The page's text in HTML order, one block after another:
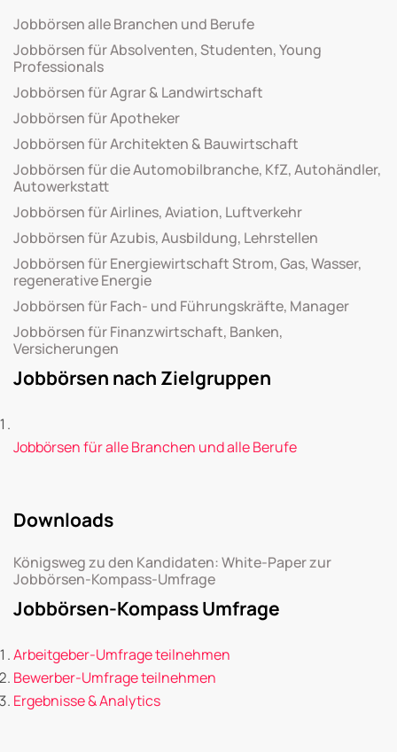
Jobbörsen alle Branchen und Berufe
Jobbörsen für Absolventen, Studenten, Young
Professionals
Jobbörsen für Agrar & Landwirtschaft
Jobbörsen für Apotheker
Jobbörsen für Architekten & Bauwirtschaft
Jobbörsen für die Automobilbranche, KfZ, Autohändler,
Autowerkstatt
Jobbörsen für Airlines, Aviation, Luftverkehr
Jobbörsen für Azubis, Ausbildung, Lehrstellen
Jobbörsen für Energiewirtschaft Strom, Gas, Wasser,
regenerative Energie
Jobbörsen für Fach- und Führungskräfte, Manager
Jobbörsen für Finanzwirtschaft, Banken,
Versicherungen
Jobbörsen nach Zielgruppen
Jobbörsen für alle Branchen und alle Berufe
Downloads
Königsweg zu den Kandidaten: White-Paper zur
Jobbörsen-Kompass-Umfrage
Jobbörsen-Kompass Umfrage
Arbeitgeber-Umfrage teilnehmen
Bewerber-Umfrage teilnehmen
Ergebnisse & Analytics